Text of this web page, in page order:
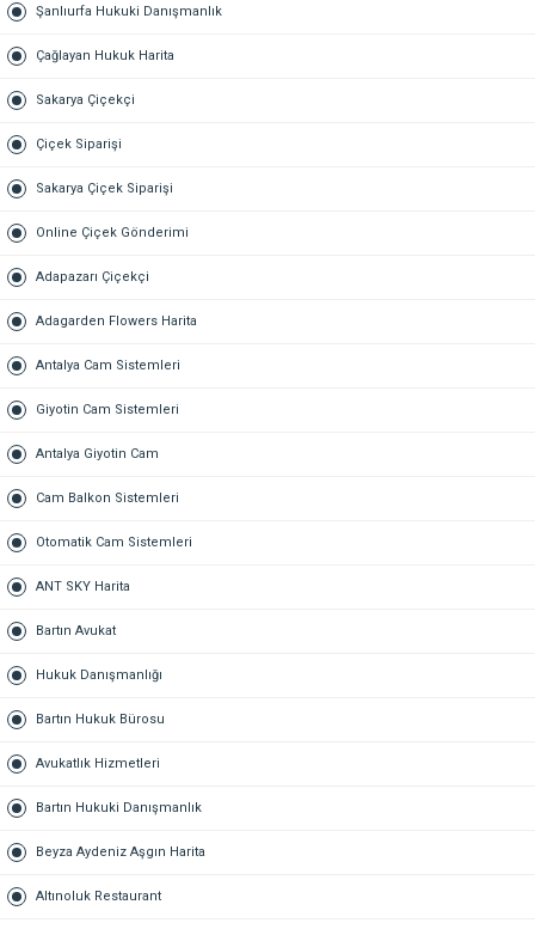
Şanlıurfa Hukuki Danışmanlık
Çağlayan Hukuk Harita
Sakarya Çiçekçi
Çiçek Siparişi
Sakarya Çiçek Siparişi
Online Çiçek Gönderimi
Adapazarı Çiçekçi
Adagarden Flowers Harita
Antalya Cam Sistemleri
Giyotin Cam Sistemleri
Antalya Giyotin Cam
Cam Balkon Sistemleri
Otomatik Cam Sistemleri
ANT SKY Harita
Bartın Avukat
Hukuk Danışmanlığı
Bartın Hukuk Bürosu
Avukatlık Hizmetleri
Bartın Hukuki Danışmanlık
Beyza Aydeniz Aşgın Harita
Altınoluk Restaurant